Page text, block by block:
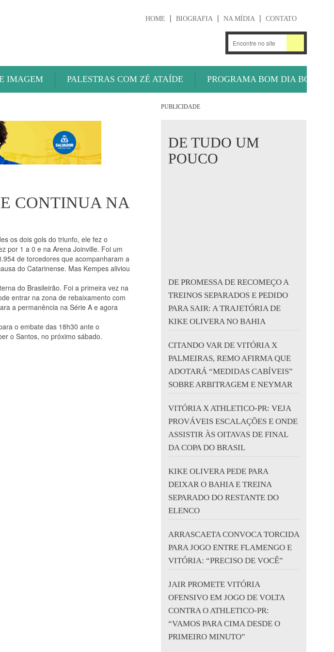
HOME BIOGRAFIA NA MÍDIA CONTATO
IMAGEM PALESTRAS COM ZÉ ATAÍDE PROGRAMA BOM DIA BOLA
CONTINUA NA
os dois gols do triunfo, ele fez o
por 1 a 0 e na Arena Joinville. Foi um
de torcedores que acompanharam a
do Catarinense. Mas Kempes aliviou
do Brasileirão. Foi a primeira vez na
entrar na zona de rebaixamento com
a permanência na Série A e agora
o embate das 18h30 ante o
o Santos, no próximo sábado.
PUBLICIDADE
DE TUDO UM
POUCO
DE PROMESSA DE RECOMEÇO A
TREINOS SEPARADOS E PEDIDO
PARA SAIR: A TRAJETÓRIA DE
KIKE OLIVERA NO BAHIA
CITANDO VAR DE VITÓRIA X
PALMEIRAS, REMO AFIRMA QUE
ADOTARÁ “MEDIDAS CABÍVEIS”
SOBRE ARBITRAGEM E NEYMAR
VITÓRIA X ATHLETICO-PR: VEJA
PROVÁVEIS ESCALAÇÕES E ONDE
ASSISTIR ÀS OITAVAS DE FINAL
DA COPA DO BRASIL
KIKE OLIVERA PEDE PARA
DEIXAR O BAHIA E TREINA
SEPARADO DO RESTANTE DO
ELENCO
ARRASCAETA CONVOCA TORCIDA
PARA JOGO ENTRE FLAMENGO E
VITÓRIA: “PRECISO DE VOCÊ”
JAIR PROMETE VITÓRIA
OFENSIVO EM JOGO DE VOLTA
CONTRA O ATHLETICO-PR:
“VAMOS PARA CIMA DESDE O
PRIMEIRO MINUTO”